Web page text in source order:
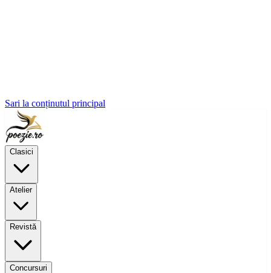
Sari la conținutul principal
Clasici
Atelier
Revistă
Concursuri